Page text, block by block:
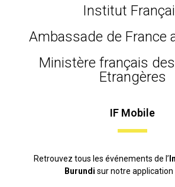
Institut
Ambassade de France
Ministère français
Etrangères
IF Mobile
Retrouvez tous les événements de l’
Burundi sur notre application